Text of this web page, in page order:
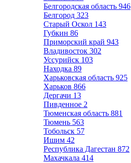
Белгородская область 946
Белгород 323
Старый Оскол 143
Губкин 86
Приморский край 943
Владивосток 302
Уссурийск 103
Находка 89
Харьковская область 925
Харьков 866
Дергачи 13
Пивденное 2
Тюменская область 881
Тюмень 563
Тобольск 57
Ишим 42
Республика Дагестан 872
Махачкала 414